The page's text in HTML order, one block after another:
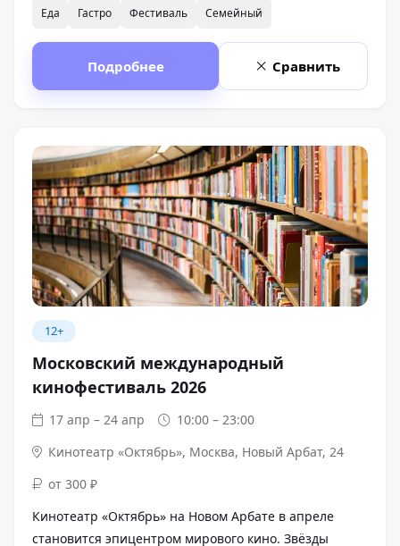
Еда Гастро Фестиваль Семейный
Подробнее Сравнить
12+
Московский международный
кинофестиваль 2026
17 апр – 24 апр
10:00 – 23:00
Кинотеатр «Октябрь», Москва, Новый Арбат, 24
от 300 ₽
Кинотеатр «Октябрь» на Новом Арбате в апреле
становится эпицентром мирового кино. Звёзды